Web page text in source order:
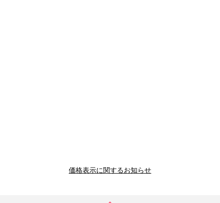
価格表示に関するお知らせ